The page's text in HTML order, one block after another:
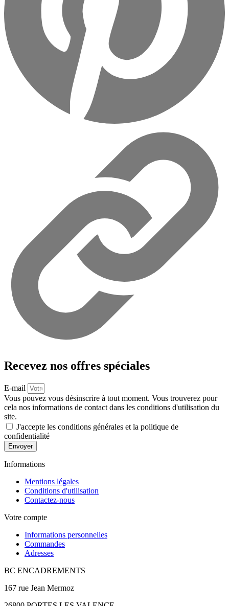
Recevez nos offres spéciales
E-mail
Vous pouvez vous désinscrire à tout moment. Vous trouverez pour
cela nos informations de contact dans les conditions d'utilisation du
site.
J'accepte les conditions générales et la politique de
confidentialité
Envoyer
Informations
Mentions légales
Conditions d'utilisation
Contactez-nous
Votre compte
Informations personnelles
Commandes
Adresses
BC ENCADREMENTS
167 rue Jean Mermoz